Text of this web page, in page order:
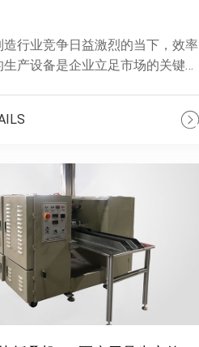
造行业竞争日益激烈的当下，效率
产设备是企业立足市场的关键。